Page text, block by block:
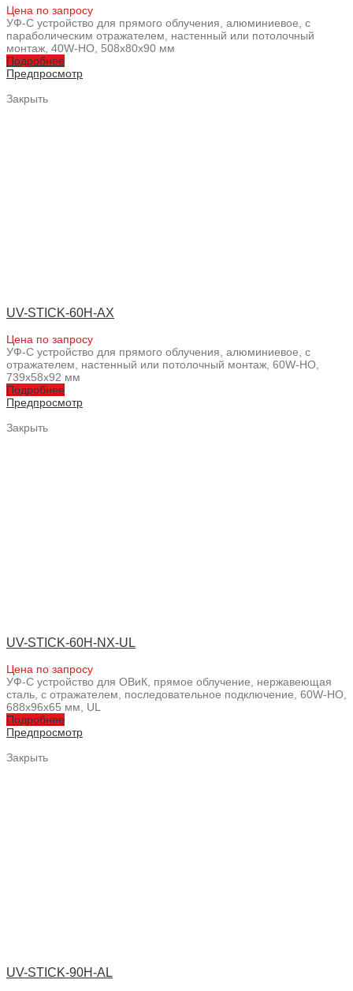
Цена по запросу
УФ-С устройство для прямого облучения, алюминиевое, с
параболическим отражателем, настенный или потолочный
монтаж, 40W-HO, 508x80x90 мм
Подробнее
Предпросмотр
Закрыть
UV-STICK-60H-AX
Цена по запросу
УФ-С устройство для прямого облучения, алюминиевое, с
отражателем, настенный или потолочный монтаж, 60W-HO,
739x58x92 мм
Подробнее
Предпросмотр
Закрыть
UV-STICK-60H-NX-UL
Цена по запросу
УФ-С устройство для ОВиК, прямое облучение, нержавеющая
сталь, с отражателем, последовательное подключение, 60W-HO,
688x96x65 мм, UL
Подробнее
Предпросмотр
Закрыть
UV-STICK-90H-AL